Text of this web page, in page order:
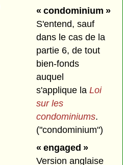
« condominium »
S'entend, sauf
dans le cas de la
partie 6, de tout
bien-fonds
auquel
s'applique la Loi
sur les
condominiums.
("condominium")
« engaged »
Version anglaise